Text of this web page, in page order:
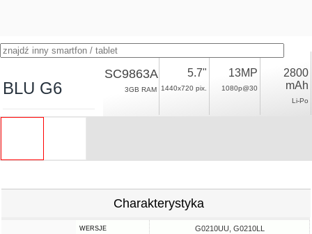
BLU G6
SC9863A
3GB RAM
5.7"
1440x720 pix.
13MP
1080p@30
2800
mAh
Li-Po
Charakterystyka
WERSJE G0210UU, G0210LL